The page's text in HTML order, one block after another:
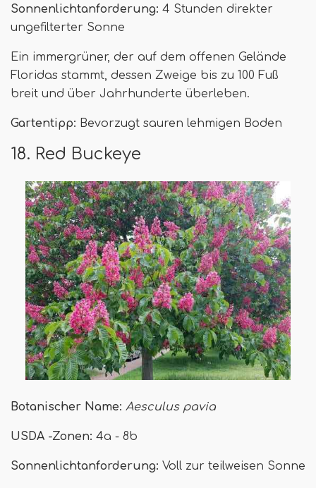
Sonnenlichtanforderung: 4 Stunden direkter
ungefilterter Sonne
Ein immergrüner, der auf dem offenen Gelände
Floridas stammt, dessen Zweige bis zu 100 Fuß
breit und über Jahrhunderte überleben.
Gartentipp: Bevorzugt sauren lehmigen Boden
18. Red Buckeye
Botanischer Name: Aesculus pavia
USDA -Zonen: 4a - 8b
Sonnenlichtanforderung: Voll zur teilweisen Sonne